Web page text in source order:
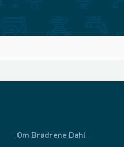
Om Brødrene Dahl